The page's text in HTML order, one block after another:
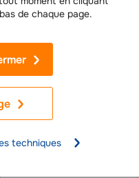
de chaque page.
techniques
votre navigation sur d'autres
ciblées. Par exemple, vous
personnalisées de la part
Google ou sur le réseau de
Waze, ou encore le
à tout moment, via notre
de publicités ciblées.
modalités de traitement de